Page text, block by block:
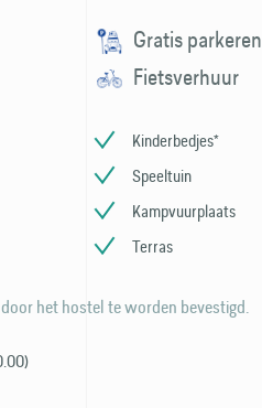
Gratis parkeren
Fietsverhuur
Kinderbedjes*
Speeltuin
Kampvuurplaats
Terras
het hostel te worden bevestigd.